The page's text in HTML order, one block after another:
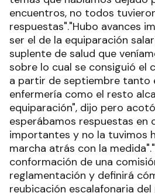
encuentros, no todos
respuestas"."Hubo avances
ser el de la equiparación
suplente de salud que
sobre lo cual se consiguió el
a partir de septiembre tanto
enfermería como el resto
equiparación", dijo pero
esperábamos respuestas en
importantes y no la tuvimos
marcha atrás con la
conformación de una
reglamentación y definirá
reubicación escalafonaria